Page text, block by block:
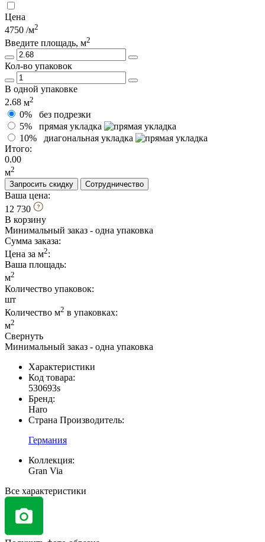
Цена
4750 /м2
Введите площадь, м2
Кол-во упаковок
В одной упаковке
2.68 м2
0% без подрезки
5% прямая укладка
10% диагональная укладка
Итого:
0.00
м2
Запросить скидку
Сотрудничество
Ваша цена:
12 730
В корзину
Минимальный заказ - одна упаковка
Сумма заказа:
Цена за м2:
Ваша площадь:
м2
Количество упаковок:
шт
Количество м2 в упаковках:
м2
Свернуть
Минимальный заказ - одна упаковка
Характеристики
Код товара:
530693s
Бренд:
Haro
Страна Производитель:
Германия
Коллекция:
Gran Via
Все характеристики